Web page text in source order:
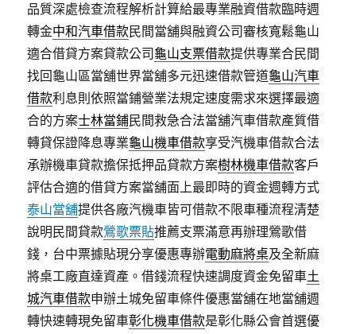
品質深處檢查流程解析計算給最專業融資借款臨時週
轉金中和汽車借款民間當舖與融資公司審核寬鬆龜山
適合借貸方案貸款公司 龜山支票借款提供專業合民間
找回龜山區當舖世界當舖多元迅速借款管道龜山汽車
借款利息則依照當鋪營業法規定速度需求來選擇最適
合的方案士林當鋪民間救急合法當舖汽車借款產質借
轉貸保證降息專業龜山機車借款享受汽機車借款合法
承辦機車貸款擔保抵押品貸款方案樹林機車借款客戶
評估合適的借貸方案當舖面上最即時的資金週轉方式
泰山當舖提供各廠汽機車皆可借款不限車種流程清楚
說明民間貸款鶯歌票貼推薦支票滿意再辦理鶯歌借
錢，台中票據貼現分享優惠專辦電動麻將桌及全新麻
將桌工廠直達資產。借錢流程快速調度資金免留車土
城汽車借款申辦土城免留車條件優惠當舖在地當舖週
轉快速轉現免留車彰化機車借款是彰化縣公會首選優